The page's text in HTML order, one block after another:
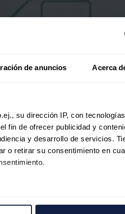
de anuncios Acerca
su dirección IP, con
fin de ofrecer publicidad y
y desarrollo de servicios.
o retirar su consentimiento en